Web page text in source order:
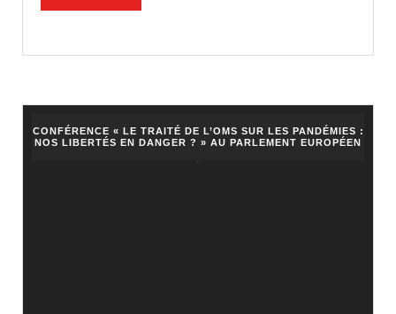
CONFÉRENCE « LE TRAITÉ DE L’OMS SUR LES PANDÉMIES :
NOS LIBERTÉS EN DANGER ? » AU PARLEMENT EUROPÉEN